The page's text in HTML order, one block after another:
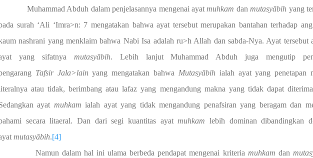
Muhammad Abduh dalam penjelasannya mengenai ayatmuhkam danmutasyābih yang
surah ‘Ali ‘Imra>n: 7 mengatakan bahwa ayat tersebut merupakan bantahan terhadap
nashrani yang menklaim bahwa Nabi Isa adalah ru>h Allah dan sabda-Nya. Ayat tersebut
yang sifatnya mutasyābih. Lebih lanjut Muhammad Abduh juga mengutip
Tafsir Jala>lain yang mengatakan bahwa Mutasyābih ialah ayat yang penetapan
atau tidak, berimbang atau lafaz yang mengandung makna yang tidak dapat
ayat muhkam ialah ayat yang tidak mengandung penafsiran yang beragam dan
secara litaeral. Dan dari segi kuantitas ayatmuhkam lebih dominan dibandingkan
mutasyābih.[4]
Namun dalam hal ini ulama berbeda pendapat mengenai kriteria muhkam dan